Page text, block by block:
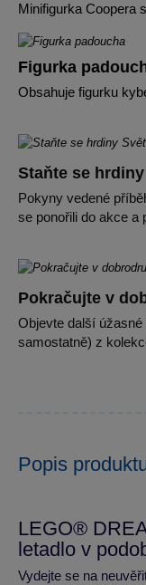
Minifigurka Coopera
Figurka
Obsahuje figurku
Staňte se
Pokyny vedené
se ponořili do akce a
Pokračujte v
Objevte další
samostatně) z
Popis
LEGO®
letadlo v
Vydejte se na